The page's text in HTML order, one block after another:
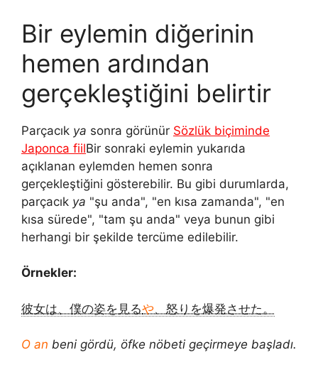
Bir eylemin diğerinin
hemen ardından
gerçekleştiğini belirtir
Parçacık ya sonra görünür Sözlük biçiminde
Japonca fiilBir sonraki eylemin yukarıda
açıklanan eylemden hemen sonra
gerçekleştiğini gösterebilir. Bu gibi durumlarda,
parçacık ya "şu anda", "en kısa zamanda", "en
kısa sürede", "tam şu anda" veya bunun gibi
herhangi bir şekilde tercüme edilebilir.
Örnekler:
彼女は、僕の姿を見るや、怒りを爆発させた。
O an beni gördü, öfke nöbeti geçirmeye başladı.